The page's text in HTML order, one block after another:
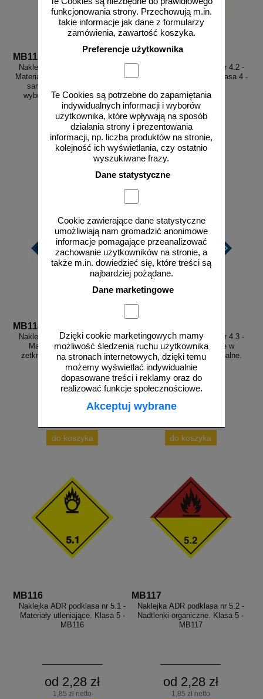
funkcjonowania strony. Przechowują m.in.
takie informacje jak dane z formularzy
zamówienia, zawartość koszyka.
Preferencje użytkownika
Te Cookies są potrzebne do zapamiętania
indywidualnych informacji i wyborów
użytkownika, które wpływają na sposób
działania strony i prezentowania
informacji, np. liczba produktów na stronie,
kolejność ich wyświetlania, czy ostatnio
wyszukiwane frazy.
Dane statystyczne
Cookie zawierające dane statystyczne
umożliwiają nam gromadzić anonimowe
informacje pomagające przeanalizować
zachowanie użytkowników na stronie, a
także m.in. dowiedzieć się, które treści są
najbardziej pożądane.
Dane marketingowe
Dzięki cookie marketingowych mamy
możliwość śledzenia ruchu użytkownika
na stronach internetowych, dzięki temu
możemy wyświetlać indywidualnie
dopasowane treści i reklamy oraz do
realizować funkcje społecznościowe.
Akceptuj wybrane
MB112
Naklejka ADR podklasa nr 4.1 -
Materiały stałe zapalne, materiały
samoreaktywne i materiały
wybuchowe stałe odczulone.
Klasa 4 - MB112
od 2,28 zł
1,85 zł netto
MB113
Naklejka ADR podklasa nr 4.2 -
Materiały samozapalne. Klasa 4 -
od 2,28 zł
1,85 zł netto
MB114
Naklejka ADR podklasa nr 4.3 -
Materiały wytwarzające w
zetknięciu z wodą gazy palne.
Klasa 4 - MB114
od 2,28 zł
do koszyka
Naklejka ADR podklasa nr 4.3 -
Materiały wytwarzające w
zetknięciu z wodą gazy palne.
Klasa 4 - MB115
od 2,28 zł
do koszyka
MB116
Naklejka ADR podklasa nr 5.1 -
Materiały utleniające. Klasa 5 -
MB116
od 2,28 zł
1,85 zł netto
MB117
Naklejka ADR podklasa nr 5.2 -
Nadtlenki organiczne. Klasa 5 -
MB117
od 2,28 zł
1,85 zł netto